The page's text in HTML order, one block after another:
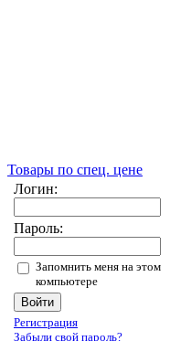
Товары по спец. цене
Логин:
Пароль:
Запомнить меня на этом
компьютере
Регистрация
Забыли свой пароль?